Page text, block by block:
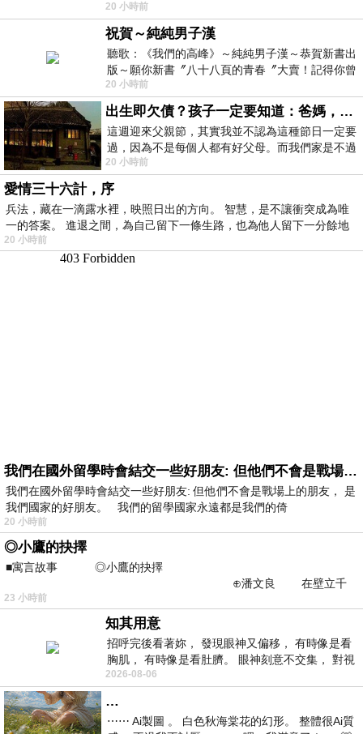
的貼文，在回顧年輕時瘋狂愛上
20 小時前
祝賀～純純男子漢
聽歌：《我們的高峰》～純純男子漢～恭賀新書出
版～願你新書〞八十八頁的青春〞大賣！記得你曾
經在我的版留言…「好讚的圖^^感覺大家
20 小時前
出生即欠債？孩子一定要知道：爸媽，其實我不欠你們
這週迎來父親節，其實我並不認為這種節日一定要
過，因為不是每個人都有好父母。而我們家是不過
節的，平時也沒什麼儀式感，生活趨近冷
20 小時前
愛情三十六計，序
兵法，藏在一滴露水裡，映照日出的方向。 智慧，是不讓衝突成為唯
一的答案。 進退之間，為自己留下一條生路，也為他人留下一分餘地
20 小時前
我們在國外留學時會結交一些好朋友: 但他們不會是戰場上的朋友
我們在國外留學時會結交一些好朋友: 但他們不會是戰場上的朋友， 是
我們國家的好朋友。 我們的留學國家永遠都是我們的倚
20 小時前
◎小鷹的抉擇
■寓言故事 ◎小鷹的抉擇
⊕潘文良 在壁立千
仞的懸崖上，有一座遮天蔽
23 小時前
知其用意
招呼完後看著妳， 發現眼神又偏移， 有時像是看
胸肌， 有時像是看肚臍。 眼神刻意不交集， 對視
視線不對齊， 讓我很難不
2026-08-06
…
⋯⋯ Ai製圖 。 白色秋海棠花的幻形。 整體很Ai質